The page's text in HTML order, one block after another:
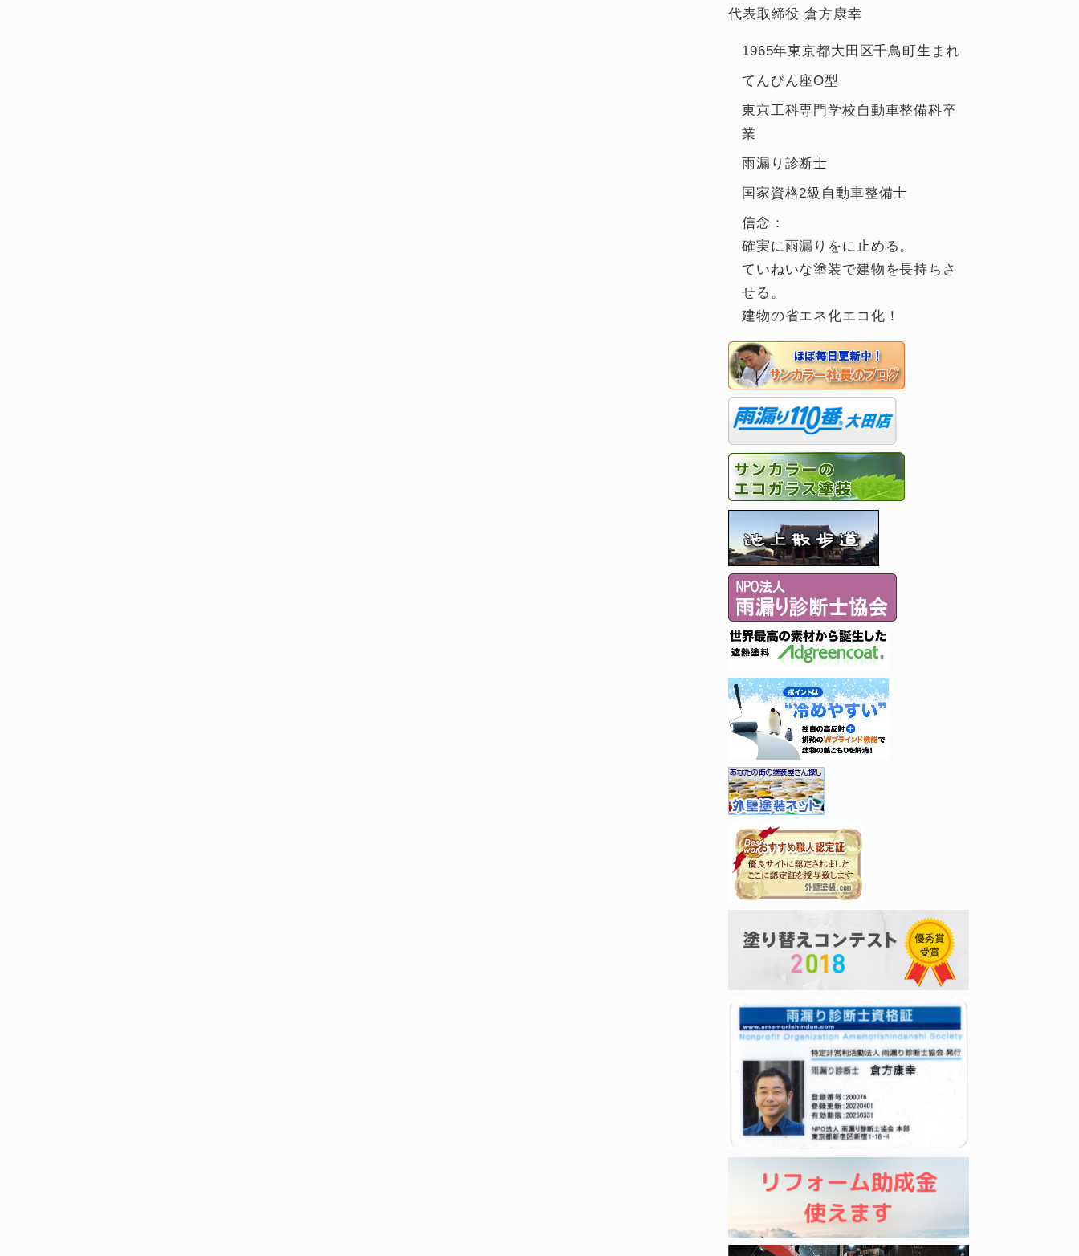
代表取締役 倉方康幸
1965年東京都大田区千鳥町生まれ
てんびん座O型
東京工科専門学校自動車整備科卒
業
雨漏り診断士
国家資格2級自動車整備士
信念：
確実に雨漏りをに止める。
ていねいな塗装で建物を長持ちさ
せる。
建物の省エネ化エコ化！